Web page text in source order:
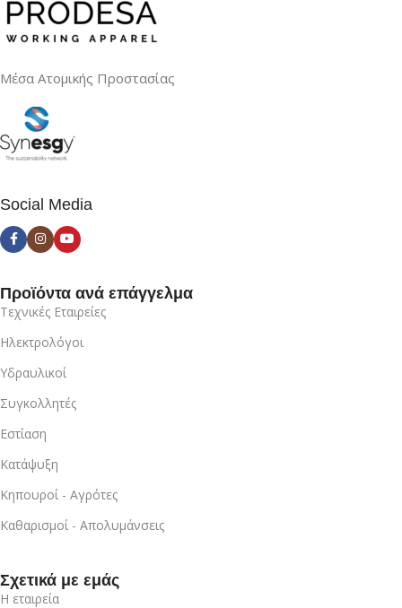
Μέσα Ατομικής Προστασίας
Social Media
Προϊόντα ανά επάγγελμα
Τεχνικές Εταιρείες
Ηλεκτρολόγοι
Υδραυλικοί
Συγκολλητές
Εστίαση
Κατάψυξη
Κηπουροί - Αγρότες
Καθαρισμοί - Απολυμάνσεις
Σχετικά με εμάς
Η εταιρεία